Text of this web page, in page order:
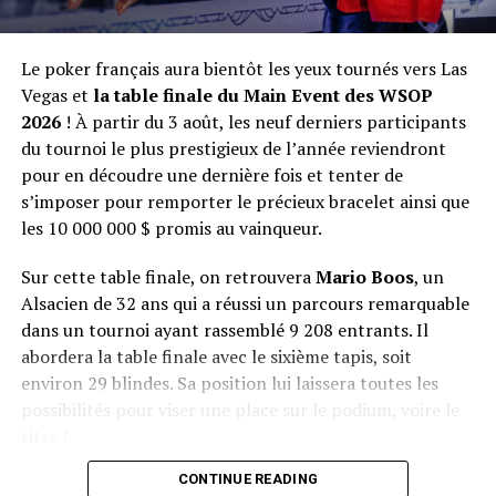
Robl signe ainsi une magnifique 2nd place qui le
propulse en haut des gagnants de l’année 2010 et
entame un palmarès live qui devrait vite s’étoffer…
Place Player Winnings
Antonio Esfandiari
$870,124
2
Andrew Robl
$549,003
3
Vanessa Rousso
4
John Racener
$232,271
5
Kirk Morrison
$168,924
6
Ted Lawson
$126,693
7
Kianoosh Mohajeri
$97,131
Ray Dehkharghani
Le poker français aura bientôt les yeux tournés vers Las
Vegas et la table finale du Main Event des WSOP
2026! À partir du 3 août, les neuf derniers participants
du tournoi le plus prestigieux de l’année reviendront
pour en découdre une dernière fois et tenter de
s’imposer pour remporter le précieux bracelet ainsi que
les 10 000 000 $ promis au vainqueur.
Sur cette table finale, on retrouveraMario Boos, un
Alsacien de 32 ans qui a réussi un parcours remarquable
dans un tournoi ayant rassemblé 9 208 entrants. Il
abordera la table finale avec le sixième tapis, soit
environ 29 blindes. Sa position lui laissera toutes les
possibilités pour viser une place sur le podium, voire le
Face à lui, la concurrence sera relevée, puisqu’il
CONTINUE READING